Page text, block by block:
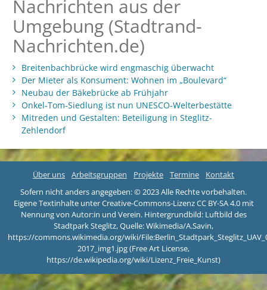
Nachrichten aus der
Umgebung (Stadtrand-
Nachrichten.de)
Breitenbachbrücke wird engmaschig überwacht
Der Mieter als Konsument: Wohnen im „Boulevard“
Neubau der Bäkebrücke ab Frühjahr
Onkel-Tom-Siedlung ist nun UNESCO-Welterbestätte
Mitreden und Gestalten: Beteiligung in Steglitz-
Zehlendorf
Über uns Arbeitsgruppen Projekte Termine
Kontakt
Sofern nicht anders angegeben: © 2023 Alle Rechte vorbehalten.
Eigene Textinhalte unter Creative-Commons-Lizenz CC BY-SA 4.0 mit
Nennung von Autor:in und Verein. Hintergrundbild: Luftbild des
Stadtpark Steglitz, Quelle: Wikimedia/A.Savin,
https://commons.wikimedia.org/wiki/
2017_img1.jpg (Free Art License,
https://de.wikipedia.org/wiki/Lizenz_Freie_Kunst)